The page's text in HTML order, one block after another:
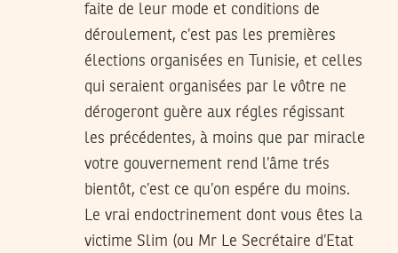
faite de leur mode et conditions de
déroulement, c’est pas les premières
élections organisées en Tunisie, et celles
qui seraient organisées par le vôtre ne
dérogeront guère aux régles régissant
les précédentes, à moins que par miracle
votre gouvernement rend l’âme trés
bientôt, c’est ce qu’on espére du moins.
Le vrai endoctrinement dont vous êtes la
victime Slim (ou Mr Le Secrétaire d’Etat